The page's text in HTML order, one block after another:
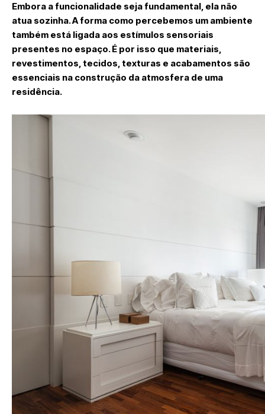
Embora a funcionalidade seja fundamental, ela não
atua sozinha. A forma como percebemos um ambiente
também está ligada aos estímulos sensoriais
presentes no espaço. É por isso que materiais,
revestimentos, tecidos, texturas e acabamentos são
essenciais na construção da atmosfera de uma
residência.